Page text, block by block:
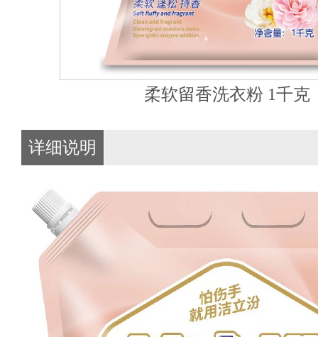
柔软留香洗衣粉 1千克
详细说明